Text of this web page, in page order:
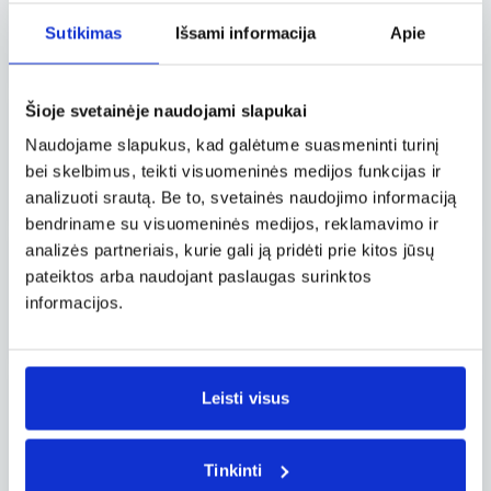
Sutikimas Išsami informacija Apie
Šioje svetainėje naudojami slapukai
Naudojame slapukus, kad galėtume suasmeninti turinį
bei skelbimus, teikti visuomeninės medijos funkcijas ir
analizuoti srautą. Be to, svetainės naudojimo informaciją
bendriname su visuomeninės medijos, reklamavimo ir
analizės partneriais, kurie gali ją pridėti prie kitos jūsų
pateiktos arba naudojant paslaugas surinktos
informacijos.
Leisti visus
Tinkinti
Tiesioginis
Ryanair
10.24, šeš.
Varšuva WAW – Korfu CFU
Tiesioginis,Savaitgalis
Wizz Air nuo58 €
08.12, tre.
Varšuva WAW – Korfu CFU
Tiesioginis
Tiesioginis,Savaitgalis